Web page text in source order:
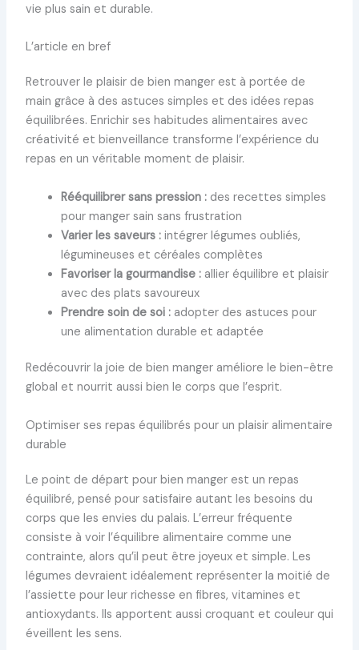
vie plus sain et durable.
L’article en bref
Retrouver le plaisir de bien manger est à portée de
main grâce à des astuces simples et des idées repas
équilibrées. Enrichir ses habitudes alimentaires avec
créativité et bienveillance transforme l’expérience du
repas en un véritable moment de plaisir.
Rééquilibrer sans pression :des recettes simples
pour manger sain sans frustration
Varier les saveurs :intégrer légumes oubliés,
légumineuses et céréales complètes
Favoriser la gourmandise :allier équilibre et plaisir
avec des plats savoureux
Prendre soin de soi :adopter des astuces pour
une alimentation durable et adaptée
Redécouvrir la joie de bien manger améliore le bien-être
global et nourrit aussi bien le corps que l’esprit.
Optimiser ses repas équilibrés pour un plaisir alimentaire
durable
Le point de départ pour bien manger est un repas
équilibré, pensé pour satisfaire autant les besoins du
corps que les envies du palais. L’erreur fréquente
consiste à voir l’équilibre alimentaire comme une
contrainte, alors qu’il peut être joyeux et simple. Les
légumes devraient idéalement représenter la moitié de
l’assiette pour leur richesse en fibres, vitamines et
antioxydants. Ils apportent aussi croquant et couleur qui
éveillent les sens.